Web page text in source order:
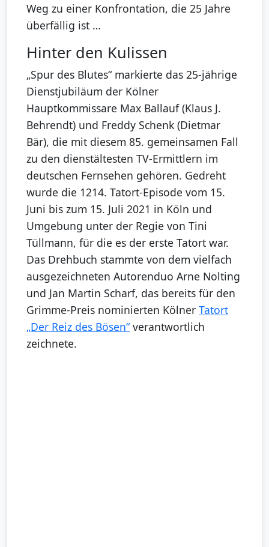
Weg zu einer Konfrontation, die 25 Jahre
überfällig ist …
Hinter den Kulissen
„Spur des Blutes“ markierte das 25-jährige
Dienstjubiläum der Kölner
Hauptkommissare Max Ballauf (Klaus J.
Behrendt) und Freddy Schenk (Dietmar
Bär), die mit diesem 85. gemeinsamen Fall
zu den dienstältesten TV-Ermittlern im
deutschen Fernsehen gehören. Gedreht
wurde die 1214. Tatort-Episode vom 15.
Juni bis zum 15. Juli 2021 in Köln und
Umgebung unter der Regie von Tini
Tüllmann, für die es der erste Tatort war.
Das Drehbuch stammte von dem vielfach
ausgezeichneten Autorenduo Arne Nolting
und Jan Martin Scharf, das bereits für den
Grimme-Preis nominierten Kölner Tatort
„Der Reiz des Bösen“ verantwortlich
zeichnete.